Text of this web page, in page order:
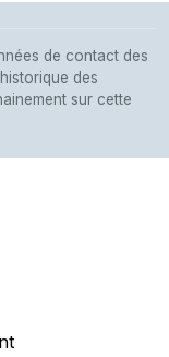
de contact des
des
sur cette